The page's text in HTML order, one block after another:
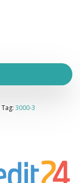
Tag: 3000-3